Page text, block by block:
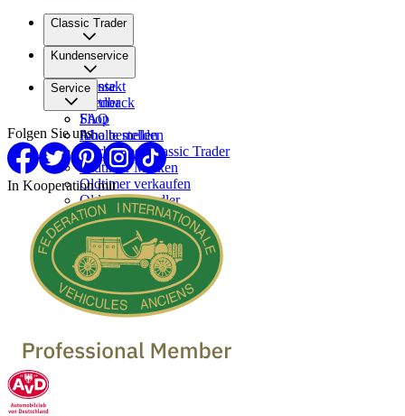
Classic Trader
Über uns
Karriere
Presse
Partner
Kundenservice
Kontakt
Feedback
FAQ
Inhalte melden
Service
Shop
Abo bestellen
Werben bei Classic Trader
Oldtimer Marken
Oldtimer verkaufen
Oldtimer Händler
Folgen Sie uns
In Kooperation mit